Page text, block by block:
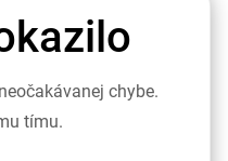
chybe.
tímu.